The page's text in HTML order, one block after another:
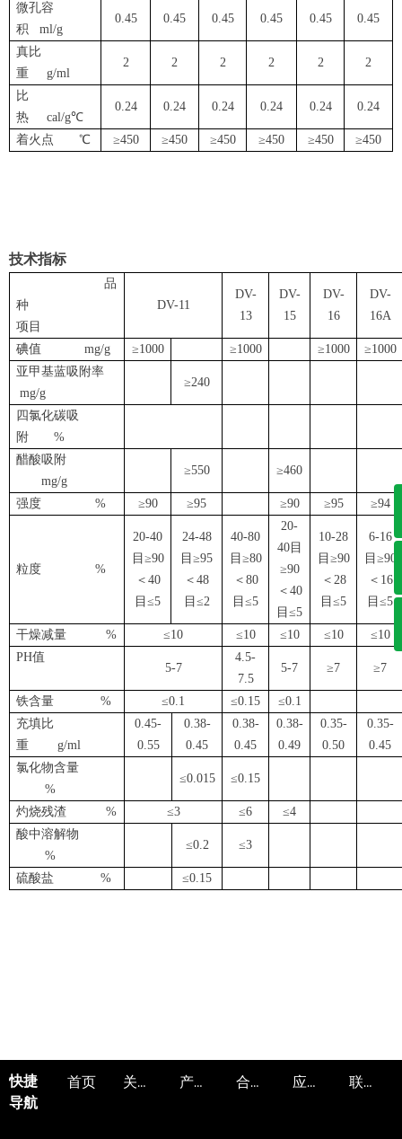
微孔容
积 ml/g
0.45 0.45 0.45 0.45 0.45 0.45
真比
重 g/ml
2 2 2 2 2 2
比
热 cal/g℃
0.24 0.24 0.24 0.24 0.24 0.24
着火点 ℃ ≥450 ≥450 ≥450 ≥450 ≥450 ≥450
技术指标
品
种
项目
DV-11
DV-
13
DV-
15
DV-
16
DV-
16A
碘值 mg/g ≥1000 ≥1000 ≥1000
≥1000
亚甲基蓝吸附率
mg/g
≥240
四氯化碳吸
附 %
醋酸吸附
mg/g
≥550 ≥460
强度 % ≥90 ≥95 ≥90 ≥95 ≥94
粒度 %
20-40
目≥90
＜40
目≤5
24-48
目≥95
＜48
目≤2
40-80
目≥80
＜80
目≤5
20-
40目
≥90
＜40
目≤5
10-28
目≥90
＜28
目≤5
6-16
目≥90
＜16
目≤5
干燥减量 % ≤10 ≤10 ≤10 ≤10
≤10
PH值
5-7
4.5-
7.5
5-7 ≥7 ≥7
铁含量 % ≤0.1 ≤0.15
≤0.1
充填比
重 g/ml
0.45-
0.55
0.38-
0.45
0.38-
0.45
0.38-
0.49
0.35-
0.50
0.35-
0.45
氯化物含量
%
≤0.015 ≤0.15
灼烧残渣 % ≤3 ≤6
≤4
酸中溶解物
%
≤0.2 ≤3
硫酸盐 % ≤0.15
快捷
导航
首页 关于我们 产品中心 合作服务 应用领域 联系我们